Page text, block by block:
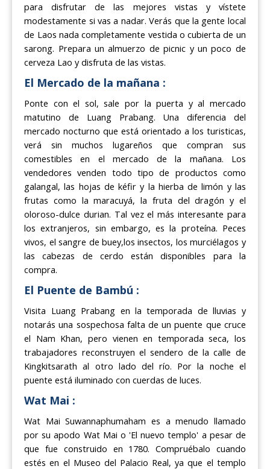
para disfrutar de las mejores vistas y vístete
modestamente si vas a nadar. Verás que la gente local
de Laos nada completamente vestida o cubierta de un
sarong. Prepara un almuerzo de picnic y un poco de
cerveza Lao y disfruta de las vistas.
El Mercado de la mañana :
Ponte con el sol, sale por la puerta y al mercado
matutino de Luang Prabang. Una diferencia del
mercado nocturno que está orientado a los turisticas,
verá sin muchos lugareños que compran sus
comestibles en el mercado de la mañana. Los
vendedores venden todo tipo de productos como
galangal, las hojas de kéfir y la hierba de limón y las
frutas como la maracuyá, la fruta del dragón y el
oloroso-dulce durian. Tal vez el más interesante para
los extranjeros, sin embargo, es la proteína. Peces
vivos, el sangre de buey,los insectos, los murciélagos y
las cabezas de cerdo están disponibles para la
compra.
El Puente de Bambú :
Visita Luang Prabang en la temporada de lluvias y
notarás una sospechosa falta de un puente que cruce
el Nam Khan, pero vienen en temporada seca, los
trabajadores reconstruyen el sendero de la calle de
Kingkitsarath al otro lado del río. Por la noche el
puente está iluminado con cuerdas de luces.
Wat Mai :
Wat Mai Suwannaphumaham es a menudo llamado
por su apodo Wat Mai o 'El nuevo templo' a pesar de
que fue construido en 1780. Compruébalo cuando
estés en el Museo del Palacio Real, ya que el templo